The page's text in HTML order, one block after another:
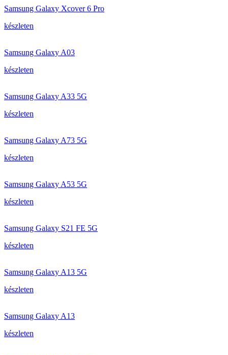
Samsung Galaxy Xcover 6 Pro
készleten
Samsung Galaxy A03
készleten
Samsung Galaxy A33 5G
készleten
Samsung Galaxy A73 5G
készleten
Samsung Galaxy A53 5G
készleten
Samsung Galaxy S21 FE 5G
készleten
Samsung Galaxy A13 5G
készleten
Samsung Galaxy A13
készleten